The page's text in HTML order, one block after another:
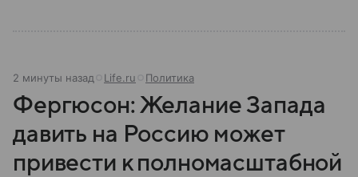
2 минуты назад Life.ru Политика
Фергюсон: Желание Запада
давить на Россию может
привести к полномасштабной